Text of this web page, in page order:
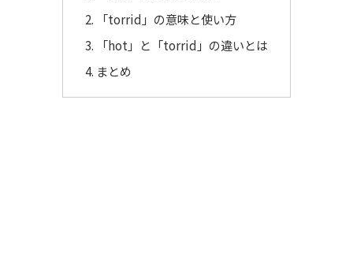
「torrid」の意味と使い方
「hot」と「torrid」の違いとは
まとめ